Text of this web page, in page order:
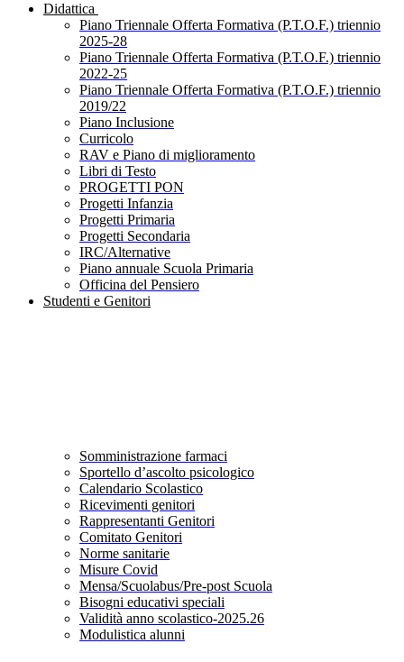
Didattica
Piano Triennale Offerta Formativa (P.T.O.F.) triennio
2025-28
Piano Triennale Offerta Formativa (P.T.O.F.) triennio
2022-25
Piano Triennale Offerta Formativa (P.T.O.F.) triennio
2019/22
Piano Inclusione
Curricolo
RAV e Piano di miglioramento
Libri di Testo
PROGETTI PON
Progetti Infanzia
Progetti Primaria
Progetti Secondaria
IRC/Alternative
Piano annuale Scuola Primaria
Officina del Pensiero
Studenti e Genitori
Somministrazione farmaci
Sportello d’ascolto psicologico
Calendario Scolastico
Ricevimenti genitori
Rappresentanti Genitori
Comitato Genitori
Norme sanitarie
Misure Covid
Mensa/Scuolabus/Pre-post Scuola
Bisogni educativi speciali
Validità anno scolastico-2025.26
Modulistica alunni